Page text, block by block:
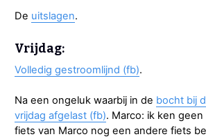
De uitslagen.
Vrijdag:
Volledig gestroomlijnd (fb).
Na een ongeluk waarbij in de bocht bij
vrijdag afgelast (fb). Marco: ik ken
fiets van Marco nog een andere fiets